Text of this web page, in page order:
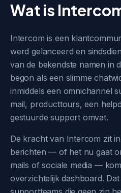
Wat is
Intercom is een
werd gelanceerd en
van de bekendste namen in
begon als een slimme
inmiddels een omnichannel
mail, producttours, een
gestuurde support omvat.
De kracht van Intercom zit
berichten — of het nu gaat
mails of sociale media —
overzichtelijk dashboard.